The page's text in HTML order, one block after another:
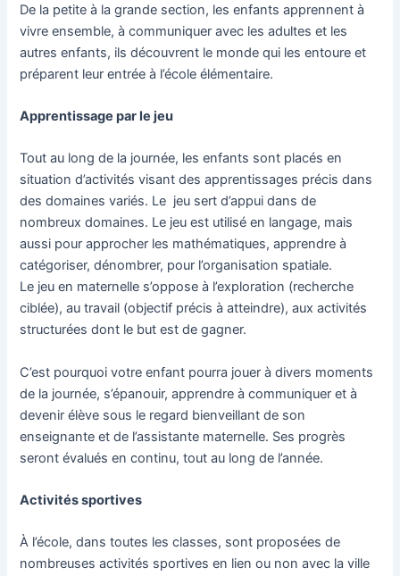
De la petite à la grande section, les enfants apprennent à
vivre ensemble, à communiquer avec les adultes et les
autres enfants, ils découvrent le monde qui les entoure et
préparent leur entrée à l’école élémentaire.
Apprentissage par le jeu
Tout au long de la journée, les enfants sont placés en
situation d’activités visant des apprentissages précis dans
des domaines variés. Le jeu sert d’appui dans de
nombreux domaines. Le jeu est utilisé en langage, mais
aussi pour approcher les mathématiques, apprendre à
catégoriser, dénombrer, pour l’organisation spatiale.
Le jeu en maternelle s’oppose à l’exploration (recherche
ciblée), au travail (objectif précis à atteindre), aux activités
structurées dont le but est de gagner.
C’est pourquoi votre enfant pourra jouer à divers moments
de la journée, s’épanouir, apprendre à communiquer et à
devenir élève sous le regard bienveillant de son
enseignante et de l’assistante maternelle. Ses progrès
seront évalués en continu, tout au long de l’année.
Activités sportives
À l’école, dans toutes les classes, sont proposées de
nombreuses activités sportives en lien ou non avec la ville